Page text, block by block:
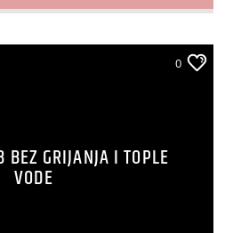
0
BEZ GRIJANJA I TOPLE
VODE